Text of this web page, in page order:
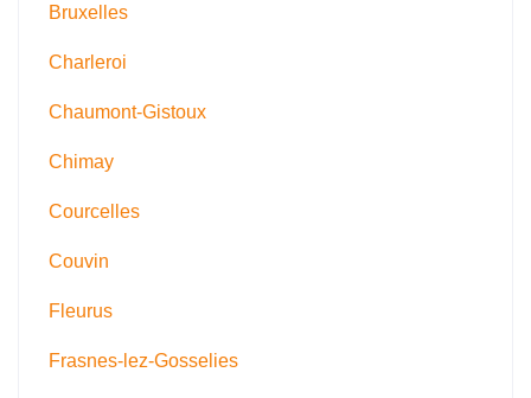
Bruxelles
Charleroi
Chaumont-Gistoux
Chimay
Courcelles
Couvin
Fleurus
Frasnes-lez-Gosselies